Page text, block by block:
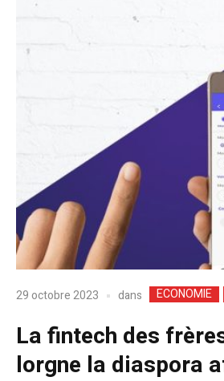
29 octobre 2023 dans ECONOMIE
La fintech des
lorgne la diaspora